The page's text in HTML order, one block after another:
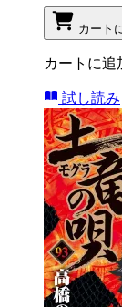
カート
カートに追
試し読み